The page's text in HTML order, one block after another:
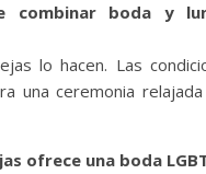
combinar boda y
lo hacen. Las
una ceremonia
ofrece una boda